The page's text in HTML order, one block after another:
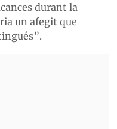
durant la
un afegit que